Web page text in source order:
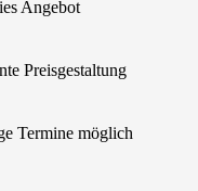
Angebot
Preisgestaltung
Termine möglich